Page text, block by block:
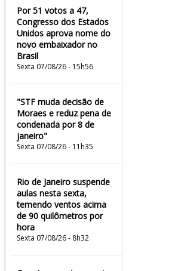
Por 51 votos a 47,
Congresso dos Estados
Unidos aprova nome do
novo embaixador no
Brasil
Sexta 07/08/26 - 15h56
"STF muda decisão de
Moraes e reduz pena de
condenada por 8 de
janeiro"
Sexta 07/08/26 - 11h35
Rio de Janeiro suspende
aulas nesta sexta,
temendo ventos acima
de 90 quilômetros por
hora
Sexta 07/08/26 - 8h32